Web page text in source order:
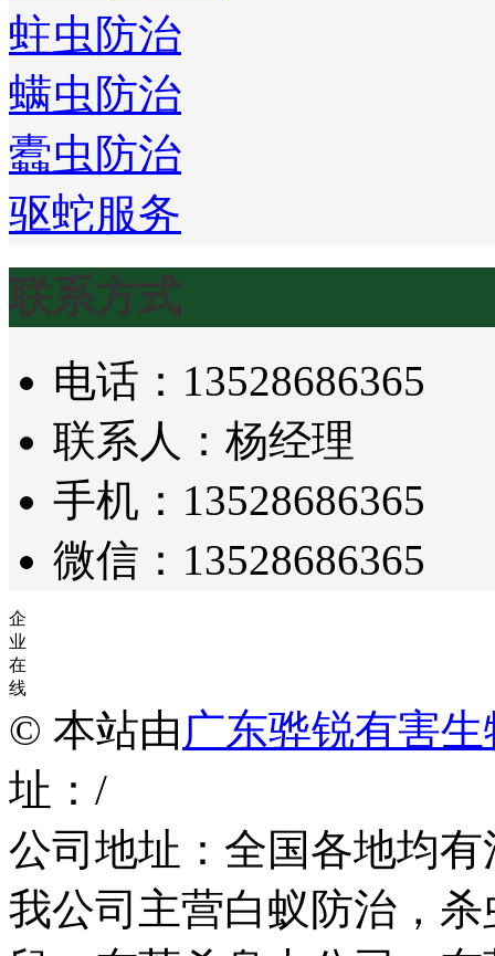
蛀虫防治
螨虫防治
蠹虫防治
驱蛇服务
联系方式
电话：13528686365
联系人：杨经理
手机：13528686365
微信：13528686365
企
业
在
线
© 本站由 广东骅锐有害
址：/
公司地址：全国各地均
我公司主营白蚁防治，